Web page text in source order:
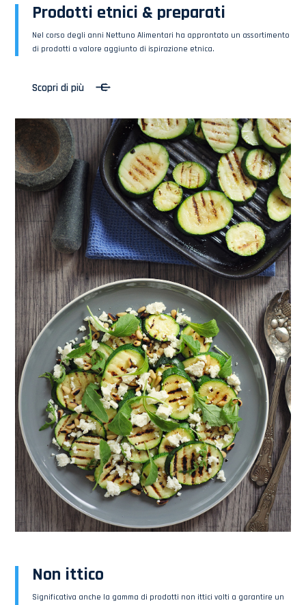
Prodotti etnici & preparati
Nel corso degli anni Nettuno Alimentari ha approntato un assortimento
di prodotti a valore aggiunto di ispirazione etnica.
Scopri di più
Non ittico
Significativa anche la gamma di prodotti non ittici volti a garantire un